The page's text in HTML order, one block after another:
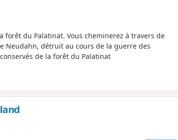
du Palatinat. Vous cheminerez à travers de
Neudahn, détruit au cours de la guerre des
de la forêt du Palatinat